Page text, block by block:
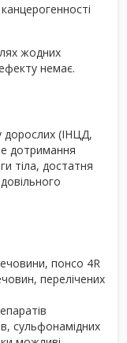
жодних
немає.
дорослих (ІНЦД,
дотримання
тіла, достатня
понсо 4R
перелічених
сульфонамідних